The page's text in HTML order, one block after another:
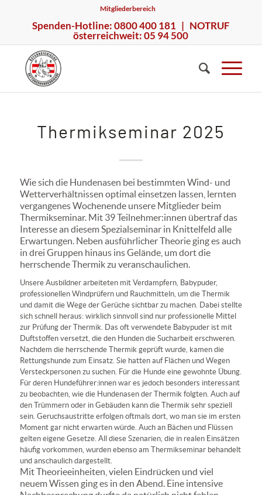
Mitgliederbereich
Spenden-Hotline: 0800 400 181 | NOTRUF
österreichweit: 05 94 500
Thermikseminar 2025
Wie sich die Hundenasen bei bestimmten Wind- und
Wetterverhältnissen optimal einsetzen lassen, lernten
vergangenes Wochenende unsere Mitglieder beim
Thermikseminar. Mit 39 Teilnehmer:innen übertraf das
Interesse an diesem Spezialseminar in Knittelfeld alle
Erwartungen. Neben ausführlicher Theorie ging es auch
in drei Gruppen hinaus ins Gelände, um dort die
herrschende Thermik zu veranschaulichen.
Unsere Ausbildner arbeiteten mit Verdampfern, Babypuder,
professionellen Windprüfern und Rauchmitteln, um die Thermik
und damit die Wege der Gerüche sichtbar zu machen. Dabei stellte
sich schnell heraus: wirklich sinnvoll sind nur professionelle Mittel
zur Prüfung der Thermik. Das oft verwendete Babypuder ist mit
Duftstoffen versetzt, die den Hunden die Sucharbeit erschweren.
Nachdem die herrschende Thermik geprüft wurde, kamen die
Rettungshunde zum Einsatz. Sie hatten auf Flächen und Wegen
Versteckpersonen zu suchen. Für die Hunde eine gewohnte Übung.
Für deren Hundeführer:innen war es jedoch besonders interessant
zu beobachten, wie die Hundenasen der Thermik folgten. Auch auf
den Trümmern oder in Gebäuden kann die Thermik sehr speziell
sein. Geruchsaustritte erfolgen oftmals dort, wo man sie im ersten
Moment gar nicht erwarten würde. Auch an Bächen und Flüssen
gelten eigene Gesetze. All diese Szenarien, die in realen Einsätzen
häufig vorkommen, wurden ebenso am Thermikseminar behandelt
und anschaulich dargestellt.
Mit Theorieeinheiten, vielen Eindrücken und viel
neuem Wissen ging es in den Abend. Eine intensive